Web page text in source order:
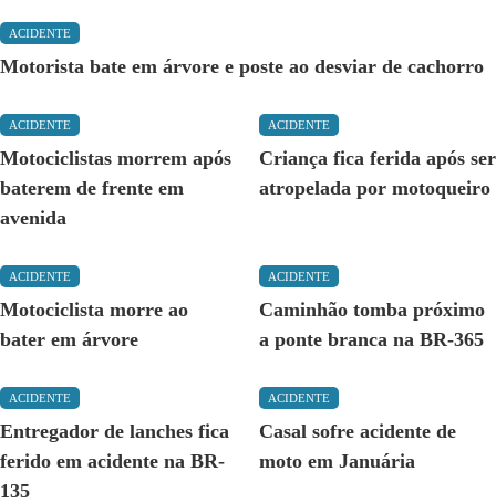
ACIDENTE
Motorista bate em árvore e poste ao desviar de cachorro
ACIDENTE
Motociclistas morrem após
baterem de frente em
avenida
ACIDENTE
Criança fica ferida após ser
atropelada por motoqueiro
ACIDENTE
Motociclista morre ao
bater em árvore
ACIDENTE
Caminhão tomba próximo
a ponte branca na BR-365
ACIDENTE
Entregador de lanches fica
ferido em acidente na BR-
135
ACIDENTE
Casal sofre acidente de
moto em Januária